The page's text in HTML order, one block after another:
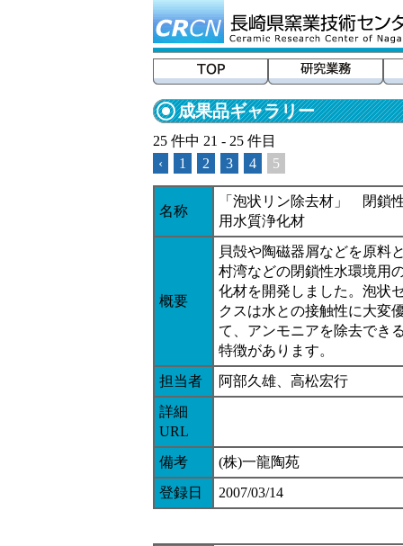
成果品ギャラリー
25 件中 21 - 25 件目
‹
1 2 3 4 5
名称
「泡状リン除去材」 閉鎖
用水質浄化材
概要
貝殻や陶磁器屑などを原料
村湾などの閉鎖性水環境用
化材を開発しました。泡状
クスは水との接触性に大変
て、アンモニアを除去でき
特徴があります。
担当者
阿部久雄、高松宏行
詳細
URL
備考
(株)一龍陶苑
登録日
2007/03/14